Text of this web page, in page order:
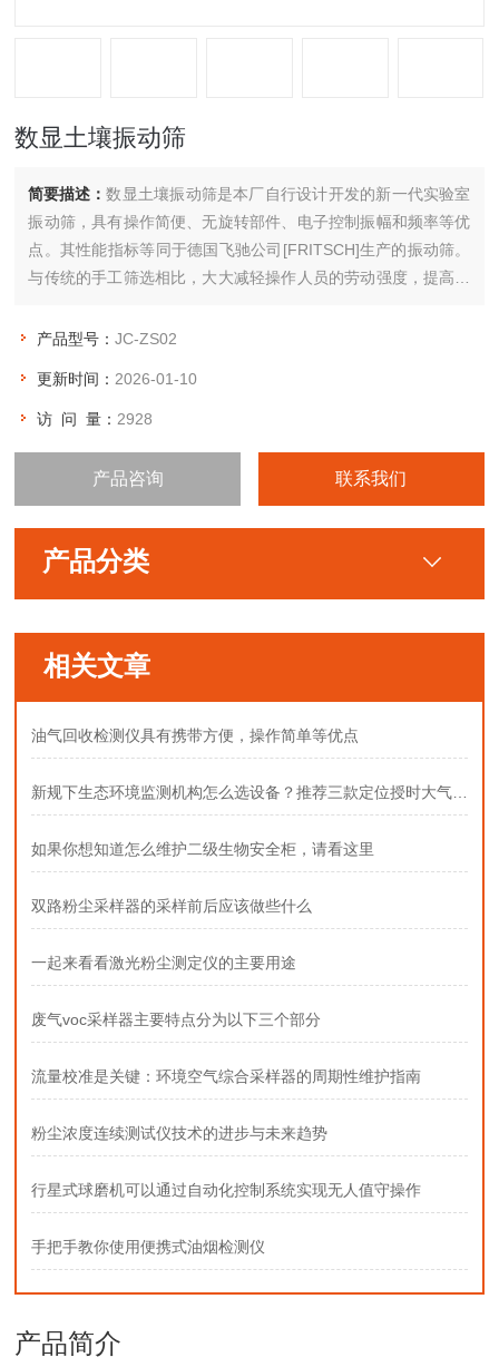
数显土壤振动筛
简要描述：数显土壤振动筛是本厂自行设计开发的新一代实验室
振动筛，具有操作简便、无旋转部件、电子控制振幅和频率等优
点。其性能指标等同于德国飞驰公司[FRITSCH]生产的振动筛。
与传统的手工筛选相比，大大减轻操作人员的劳动强度，提高劳
糖、制药、食品、化妆品、粮食等行业的粒子分析。采用*集成电
产品型号：JC-ZS02
更新时间： 2026-01-10
访 问 量： 2928
产品咨询 联系我们
产品分类
相关文章
油气回收检测仪具有携带方便，操作简单等优点
新规下生态环境监测机构怎么选设备？推荐三款定位授时大气采样器
如果你想知道怎么维护二级生物安全柜，请看这里
双路粉尘采样器的采样前后应该做些什么
一起来看看激光粉尘测定仪的主要用途
废气voc采样器主要特点分为以下三个部分
流量校准是关键：环境空气综合采样器的周期性维护指南
粉尘浓度连续测试仪技术的进步与未来趋势
行星式球磨机可以通过自动化控制系统实现无人值守操作
手把手教你使用便携式油烟检测仪
产品简介